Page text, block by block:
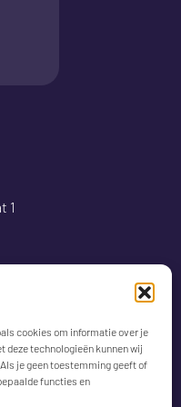
cookies om informatie over je
deze technologieën kunnen wij
je geen toestemming geeft of
functies en
1